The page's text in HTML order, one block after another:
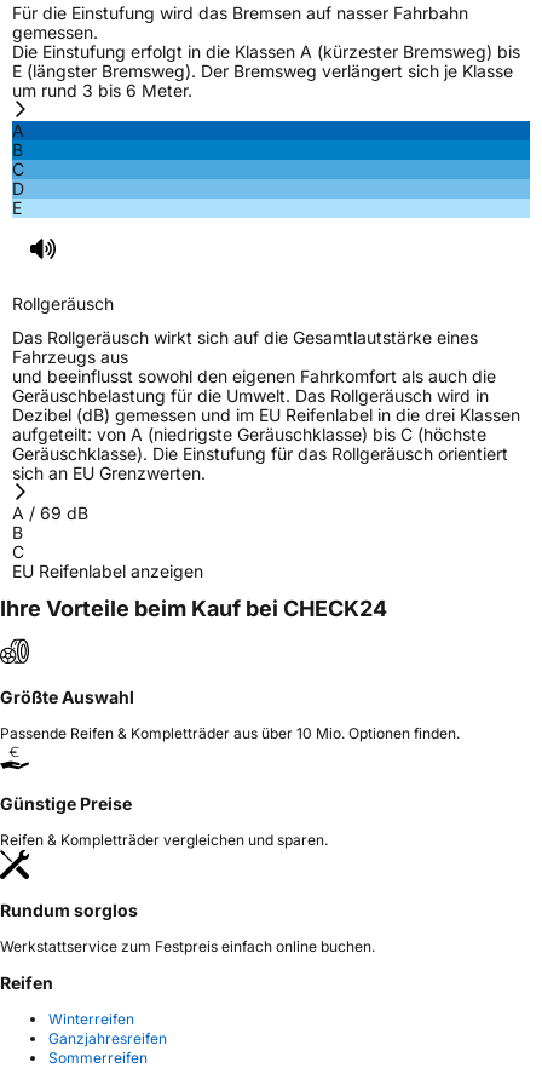
Für die Einstufung wird das Bremsen auf nasser Fahrbahn
gemessen.
Die Einstufung erfolgt in die Klassen A (kürzester Bremsweg) bis
E (längster Bremsweg). Der Bremsweg verlängert sich je Klasse
um rund 3 bis 6 Meter.
A
B
C
D
E
Rollgeräusch
Das Rollgeräusch wirkt sich auf die Gesamtlautstärke eines
Fahrzeugs aus
und beeinflusst sowohl den eigenen Fahrkomfort als auch die
Geräuschbelastung für die Umwelt. Das Rollgeräusch wird in
Dezibel (dB) gemessen und im EU Reifenlabel in die drei Klassen
aufgeteilt: von A (niedrigste Geräuschklasse) bis C (höchste
Geräuschklasse). Die Einstufung für das Rollgeräusch orientiert
sich an EU Grenzwerten.
A / 69 dB
B
C
EU Reifenlabel anzeigen
Ihre Vorteile beim Kauf bei CHECK24
Größte Auswahl
Passende Reifen & Kompletträder aus über 10 Mio. Optionen finden.
Günstige Preise
Reifen & Kompletträder vergleichen und sparen.
Rundum sorglos
Werkstattservice zum Festpreis einfach online buchen.
Reifen
Winterreifen
Ganzjahresreifen
Sommerreifen